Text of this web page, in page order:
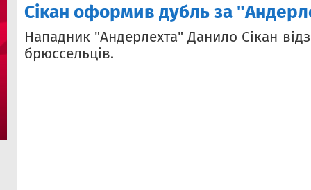
Сікан оформив дубль за
Нападник "Андерлехта" Данило Сікан
брюссельців.